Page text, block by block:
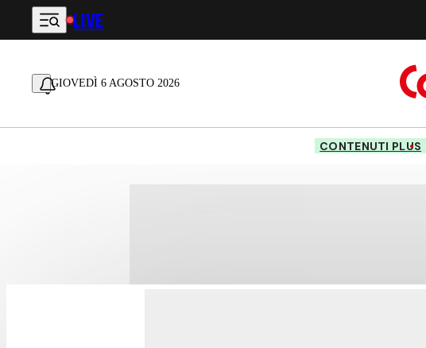
Vai al contenuto principale
LIVE
GIOVEDÌ 6 AGOSTO 2026
CONTENUTI PLUS